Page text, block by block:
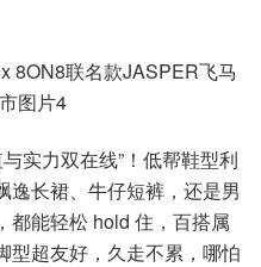
实力双在线”！低帮鞋型利
逸长裙、牛仔短裤，还是男
都能轻松 hold 住，百搭属
型超友好，久走不累，哪怕